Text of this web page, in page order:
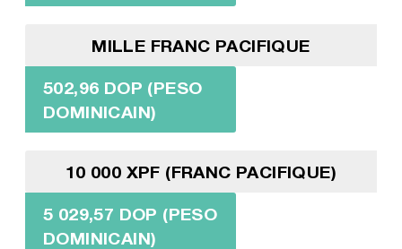
MILLE FRANC PACIFIQUE
502,96 DOP (PESO
DOMINICAIN)
10 000 XPF (FRANC PACIFIQUE)
5 029,57 DOP (PESO
DOMINICAIN)